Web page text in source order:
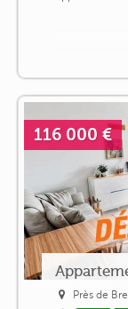
116 000 €
Près de